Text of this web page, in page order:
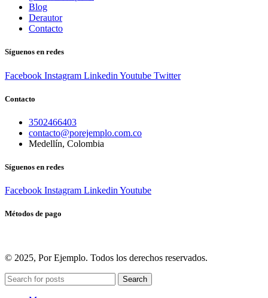
Blog
Derautor
Contacto
Síguenos en redes
Facebook Instagram Linkedin Youtube Twitter
Contacto
3502466403
contacto@porejemplo.com.co
Medellín, Colombia
Síguenos en redes
Facebook Instagram Linkedin Youtube
Métodos de pago
© 2025, Por Ejemplo. Todos los derechos reservados.
Search